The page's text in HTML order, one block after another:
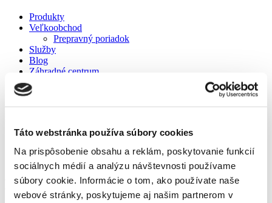
Táto webstránka používa súbory cookies
Na prispôsobenie obsahu a reklám, poskytovanie funkcií
sociálnych médií a analýzu návštevnosti používame
súbory cookie. Informácie o tom, ako používate naše
webové stránky, poskytujeme aj našim partnerom v
Produkty
Veľkoobchod
Prepravný poriadok
Služby
Blog
Záhradné centrum
Informácie
Prepravný poriadok
Podporujeme
Kontakt
Detail produktu